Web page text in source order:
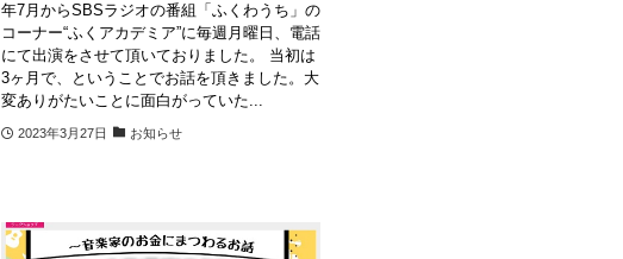
年7月からSBSラジオの番組「ふくわうち」の
コーナー“ふくアカデミア”に毎週月曜日、電話
にて出演をさせて頂いておりました。 当初は
3ヶ月で、ということでお話を頂きました。大
変ありがたいことに面白がっていた...
2023年3月27日 お知らせ